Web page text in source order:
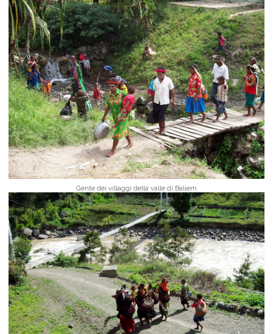
Gente dei villaggi della valle di Baliem